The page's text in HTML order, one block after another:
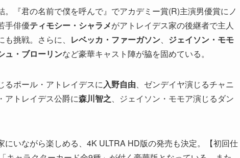
『君の名前で僕を呼んで』でアカデミー賞(R)主演男優賞にノ
手俳優ティモシー・シャラメがアトレイデス家の後継者で主人
挑戦。さらに、 レベッカ・ファーガソン、 ジェイソン・モモ
ュ・ブローリンなど豪華キャスト陣が脇を固めている。
るポール・アトレイデスに入野自由、ゼンデイヤ演じるチャニ
アトレイデス公爵に森川智之、ジェイソン・モモア演じるダン
いながら楽しめる、4K ULTRA HD版の発売も決定。【初回仕